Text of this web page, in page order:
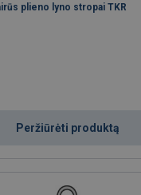
plieno lyno stropai TKR
Peržiūrėti produktą